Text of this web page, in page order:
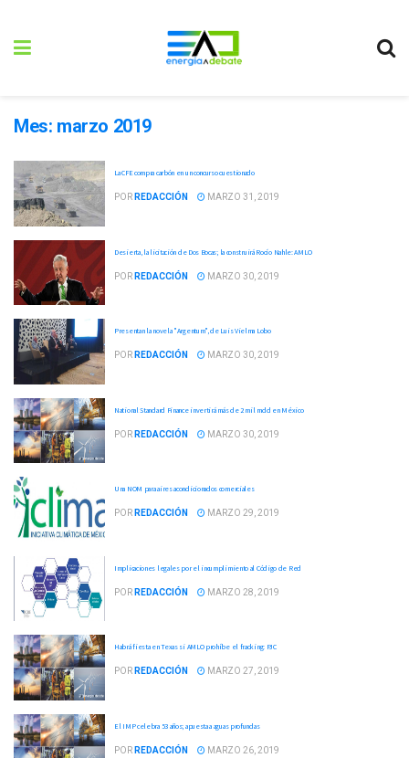
Mes: marzo 2019
La CFE compra carbón en un concurso cuestionado
POR REDACCIÓN MARZO 31, 2019
Desierta, la licitación de Dos Bocas; la construirá Rocío Nahle: AMLO
POR REDACCIÓN MARZO 30, 2019
Presentan la novela "Argentum", de Luis Vielma Lobo
POR REDACCIÓN MARZO 30, 2019
National Standard Finance invertirá más de 2 mil mdd en México
POR REDACCIÓN MARZO 30, 2019
Una NOM para aires acondicionados comerciales
POR REDACCIÓN MARZO 29, 2019
Implicaciones legales por el incumplimiento al Código de Red
POR REDACCIÓN MARZO 28, 2019
Habrá fiesta en Texas si AMLO prohíbe el fracking: PJC
POR REDACCIÓN MARZO 27, 2019
El IMP celebra 53 años; apuesta a aguas profundas
POR REDACCIÓN MARZO 26, 2019